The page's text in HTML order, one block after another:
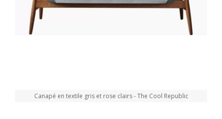
Canapé en textile gris et rose clairs - The Cool Republic